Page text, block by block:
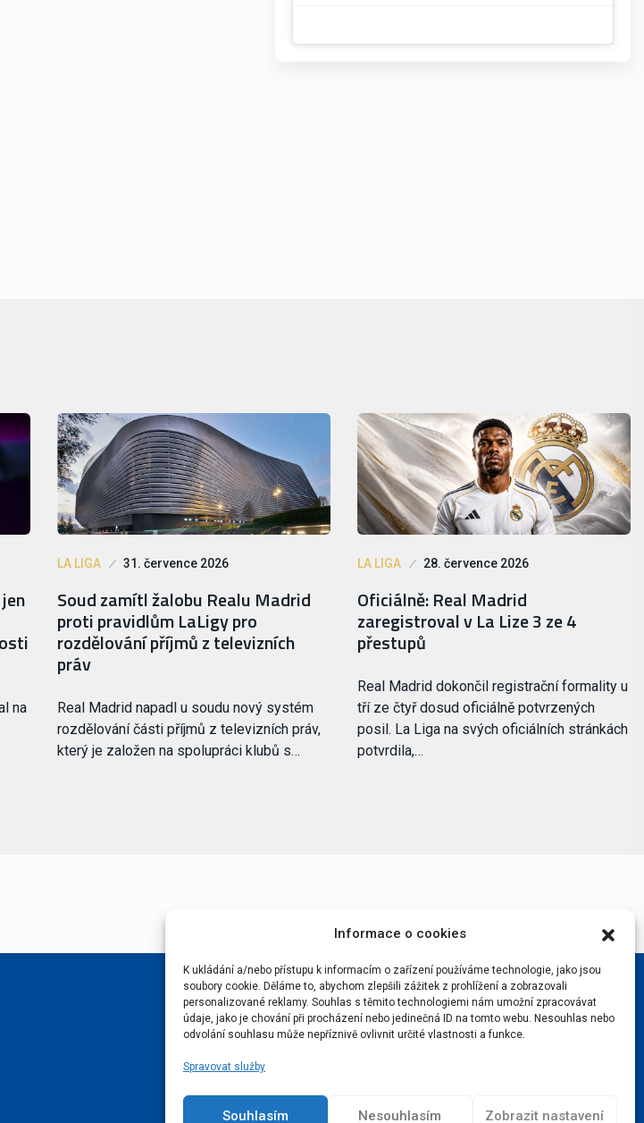
Informace o cookies
K ukládání a/nebo přístupu k informacím o zařízení používáme technologie, jako jsou
soubory cookie. Děláme to, abychom zlepšili zážitek z prohlížení a zobrazovali
personalizované reklamy. Souhlas s těmito technologiemi nám umožní zpracovávat
údaje, jako je chování při procházení nebo jedinečná ID na tomto webu. Nesouhlas nebo
odvolání souhlasu může nepříznivě ovlivnit určité vlastnosti a funkce.
Spravovat služby
Souhlasím Nesouhlasím Zobrazit nastavení
na
LA LIGA 31. července 2026
Soud zamítl žalobu Realu Madrid
proti pravidlům LaLigy pro
rozdělování příjmů z televizních
práv
Real Madrid napadl u soudu nový systém
rozdělování části příjmů z televizních práv,
který je založen na spolupráci klubů s…
LA LIGA 28. července 2026
Oficiálně: Real Madrid
zaregistroval v La Lize 3 ze 4
přestupů
Real Madrid dokončil registrační formality u
tří ze čtyř dosud oficiálně potvrzených
posil. La Liga na svých oficiálních stránkách
potvrdila,…